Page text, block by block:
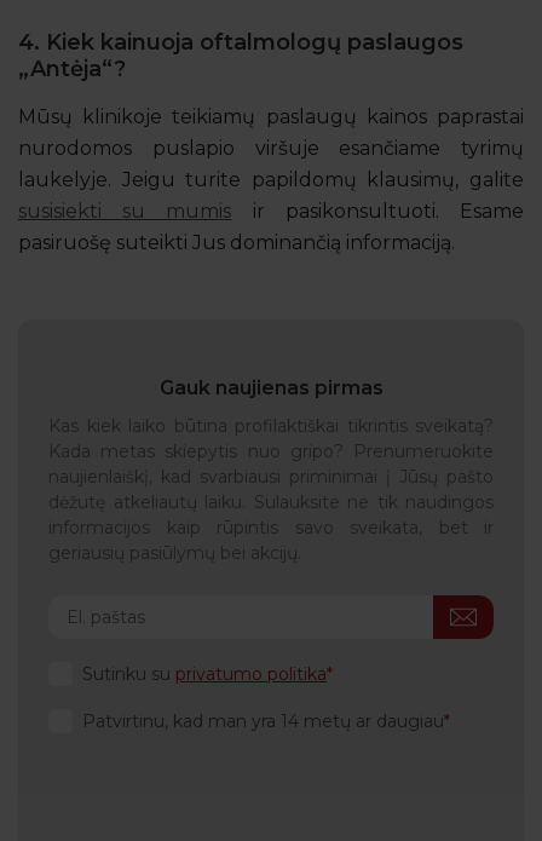
4. Kiek kainuoja oftalmologų paslaugos
„Antėja“?
Mūsų klinikoje teikiamų paslaugų kainos paprastai
nurodomos puslapio viršuje esančiame tyrimų
laukelyje. Jeigu turite papildomų klausimų, galite
susisiekti su mumis ir pasikonsultuoti. Esame
pasiruošę suteikti Jus dominančią informaciją.
Gauk naujienas pirmas
Kas kiek laiko būtina profilaktiškai tikrintis sveikatą?
Kada metas skiepytis nuo gripo? Prenumeruokite
naujienlaiškį, kad svarbiausi priminimai į Jūsų pašto
dėžutę atkeliautų laiku. Sulauksite ne tik naudingos
informacijos kaip rūpintis savo sveikata, bet ir
geriausių pasiūlymų bei akcijų.
Sutinku su privatumo politika
Patvirtinu, kad man yra 14 metų ar daugiau